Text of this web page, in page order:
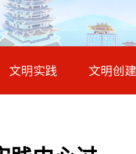
文明实践 文明创建